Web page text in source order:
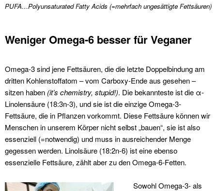
PUFA…Polyunsaturated Fatty Acids (=mehrfach ungesättigte Fettsäuren)
Weniger Omega-6 besser für Veganer
Omega-3 sind jene Fettsäuren, die die letzte Doppelbindung am
dritten Kohlenstoffatom – vom Carboxy-Ende aus gesehen –
sitzen haben (it’s chemistry, stupid!). Die bekannteste ist die α-
Linolensäure (18:3n-3), und sie ist die einzige Omega-3-
Fettsäure, die in Pflanzen vorkommt. Diese Fettsäure können wir
Menschen in unserem Körper nicht selbst „bauen“, sie ist also
essenziell (=notwendig) und muss in ausreichender Menge
gegessen werden. Linolsäure (18:2n-6) ist eine ebenso
essenzielle Fettsäure, zählt aber zu den Omega-6-Fetten.
Sowohl Omega-3- als